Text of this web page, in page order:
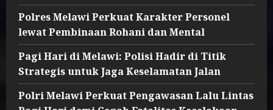
Polres Melawi Perkuat Karakter Personel
lewat Pembinaan Rohani dan Mental
Pagi Hari di Melawi: Polisi Hadir di Titik
Strategis untuk Jaga Keselamatan Jalan
Polri Melawi Perkuat Pengawasan Lalu Lintas